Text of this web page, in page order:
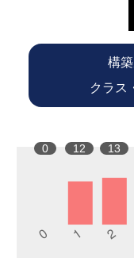
構
クラス
0 12 13